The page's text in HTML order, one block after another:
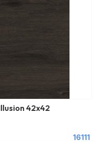
42x42
16111